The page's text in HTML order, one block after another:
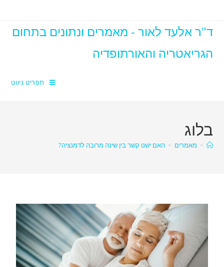
ד"ר אלעד לאור - מאמרים ונתונים בתחום
הגריאטריה והאורתופדיה
תפריט ניווט
בלוג
> מאמרים > האם ישנו קשר בין שינה מרובה לדמנציה?